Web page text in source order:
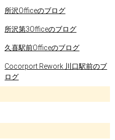
所沢Officeのブログ
所沢第3Officeのブログ
久喜駅前Officeのブログ
Cocorport Rework 川口駅前のブ
ログ